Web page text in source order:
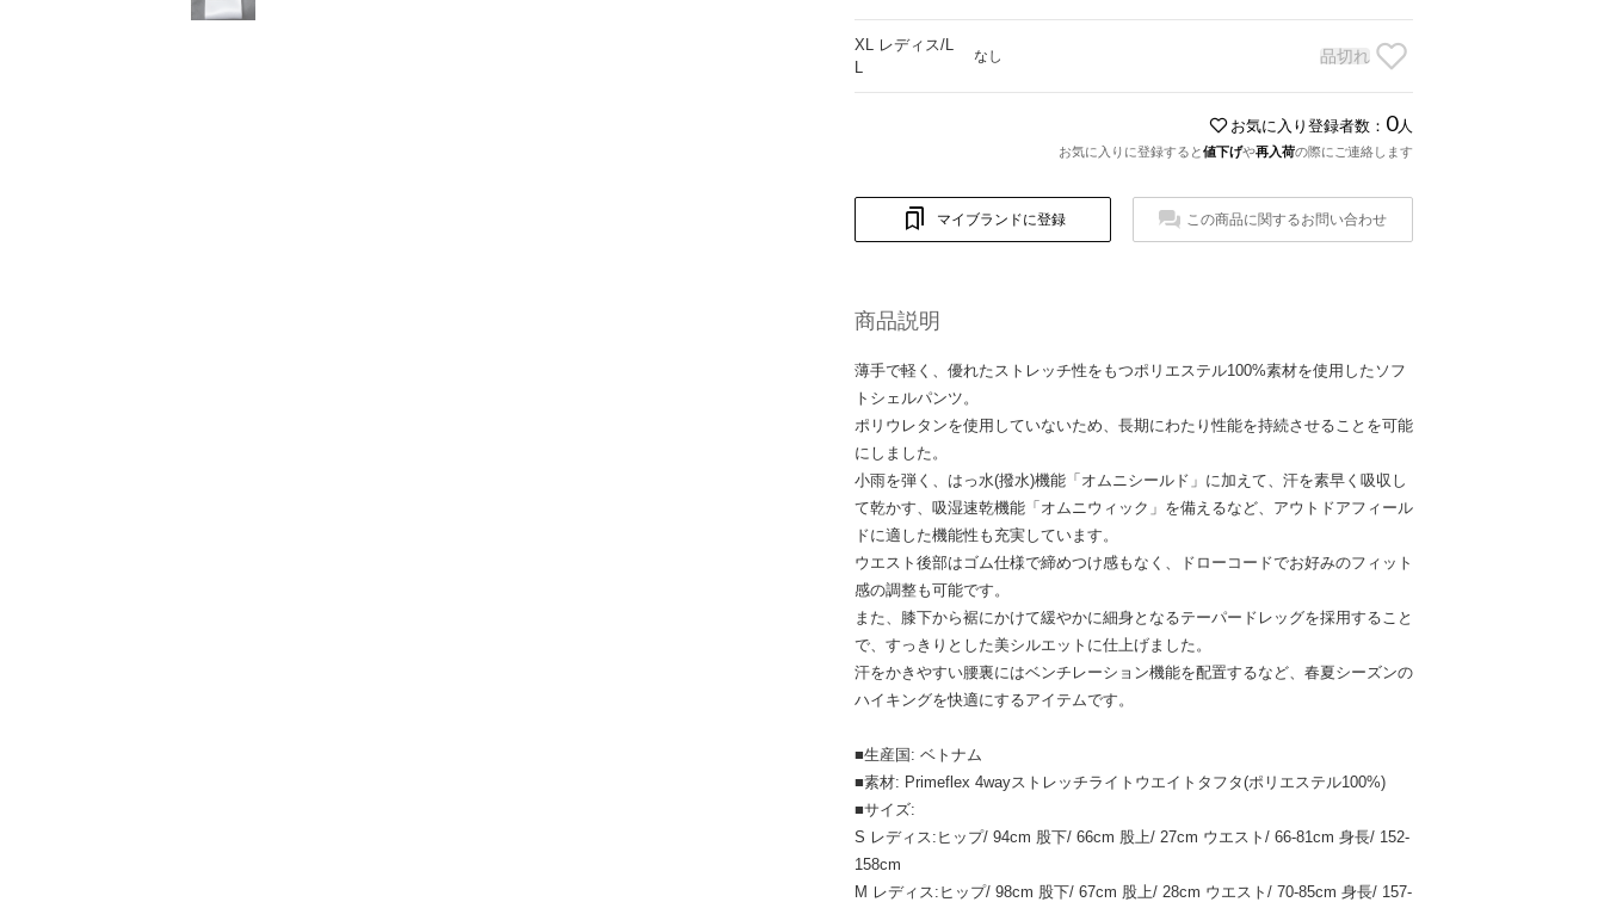
XL レディス/L
L
なし 品切れ
お気に入り登録者数： 0人
お気に入りに登録すると値下げや再入荷の際にご連絡します
マイブランドに登録 この商品に関するお問い合わせ
商品説明
薄手で軽く、優れたストレッチ性をもつポリエステル100%素材を使用したソフ
トシェルパンツ。
ポリウレタンを使用していないため、長期にわたり性能を持続させることを可能
にしました。
小雨を弾く、はっ水(撥水)機能「オムニシールド」に加えて、汗を素早く吸収し
て乾かす、吸湿速乾機能「オムニウィック」を備えるなど、アウトドアフィール
ドに適した機能性も充実しています。
ウエスト後部はゴム仕様で締めつけ感もなく、ドローコードでお好みのフィット
感の調整も可能です。
また、膝下から裾にかけて緩やかに細身となるテーパードレッグを採用すること
で、すっきりとした美シルエットに仕上げました。
汗をかきやすい腰裏にはベンチレーション機能を配置するなど、春夏シーズンの
ハイキングを快適にするアイテムです。
■生産国: ベトナム
■素材: Primeflex 4wayストレッチライトウエイトタフタ(ポリエステル100%)
■サイズ:
S レディス:ヒップ/ 94cm 股下/ 66cm 股上/ 27cm ウエスト/ 66-81cm 身長/ 152-
158cm
M レディス:ヒップ/ 98cm 股下/ 67cm 股上/ 28cm ウエスト/ 70-85cm 身長/ 157-